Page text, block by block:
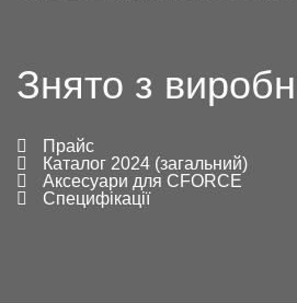
Знято з
Прайс
Каталог 2024 (загальний)
Аксесуари для CFORCE
Специфікації